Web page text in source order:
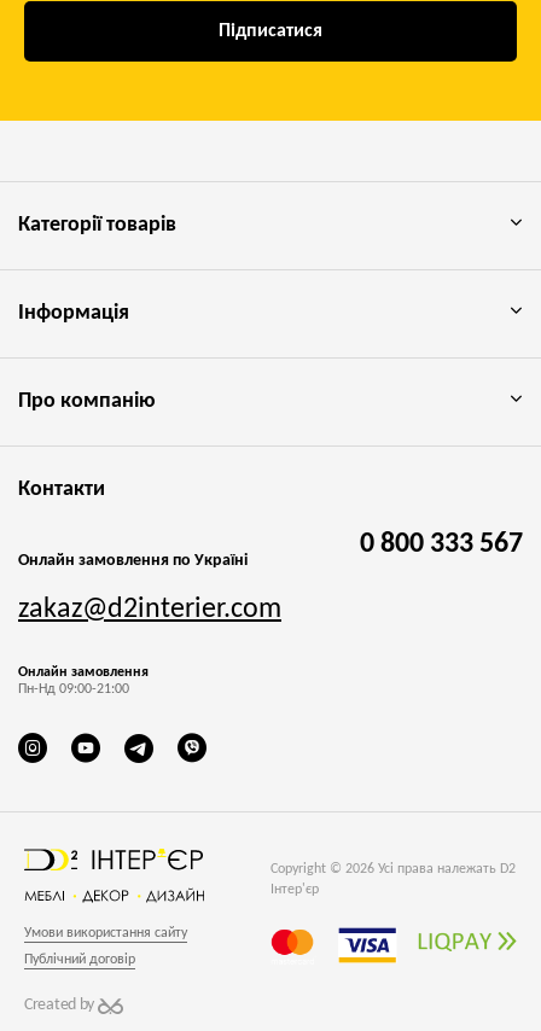
Підписатися
Copyright © 2026 Усі права належать D2
Інтер'єр
Умови використання сайту
Публічний договір
Created by
Категорії товарів
Інформація
Про компанію
Контакти
Онлайн замовлення по Україні
0 800 333 567
zakaz@d2interier.com
Онлайн замовлення
Пн-Нд 09:00-21:00